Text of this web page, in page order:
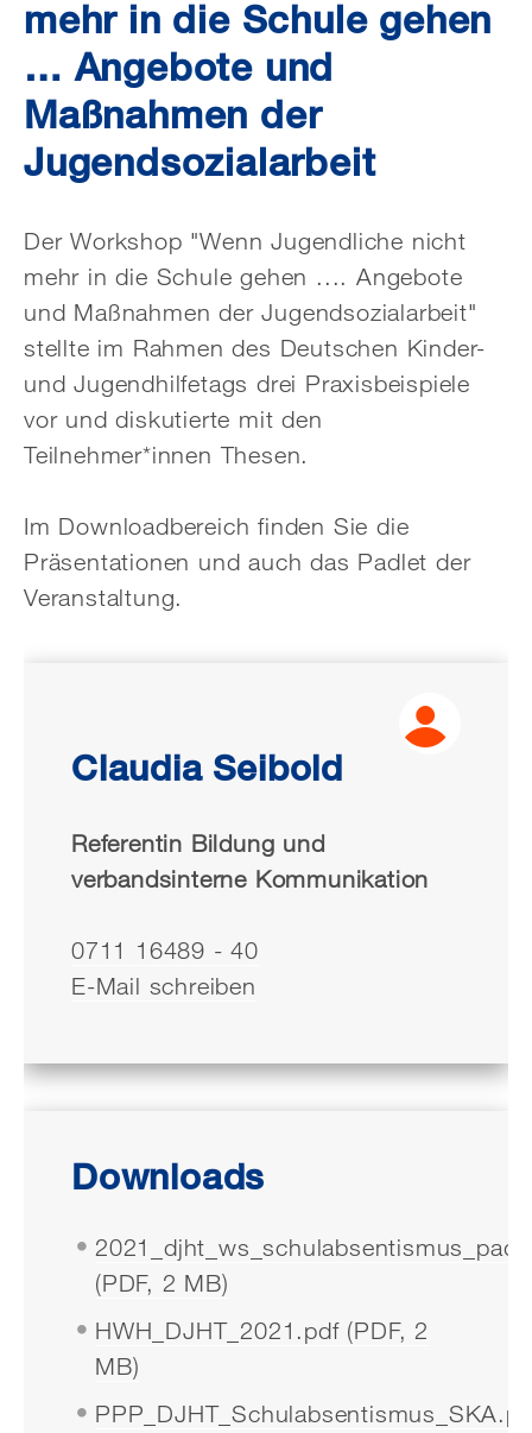
mehr in die Schule gehen
… Angebote und
Maßnahmen der
Jugendsozialarbeit
Der Workshop "Wenn Jugendliche nicht
mehr in die Schule gehen .... Angebote
und Maßnahmen der Jugendsozialarbeit"
stellte im Rahmen des Deutschen Kinder-
und Jugendhilfetags drei Praxisbeispiele
vor und diskutierte mit den
Teilnehmer*innen Thesen.
Im Downloadbereich finden Sie die
Präsentationen und auch das Padlet der
Veranstaltung.
Claudia Seibold
Referentin Bildung und
verbandsinterne Kommunikation
0711 16489 - 40
E-Mail schreiben
Downloads
(PDF, 2 MB)
HWH_DJHT_2021.pdf (PDF, 2
MB)